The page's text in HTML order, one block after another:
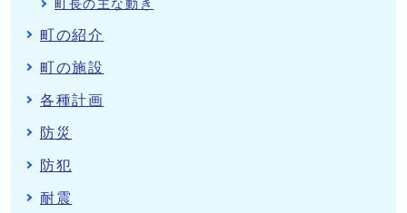
町長の主な動き
町の紹介
町の施設
各種計画
防災
防犯
耐震